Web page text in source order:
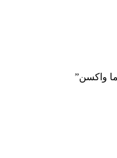
واکسن”